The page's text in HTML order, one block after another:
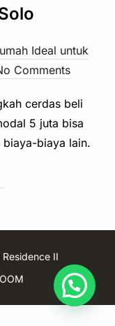
Ideal untuk
Comments
cerdas beli
5 juta bisa
biaya lain.
II